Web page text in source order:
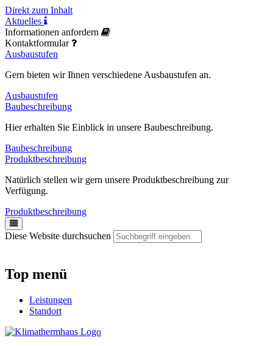
Direkt zum Inhalt
Aktuelles
Informationen anfordern
Kontaktformular
Ausbaustufen
Gern bieten wir Ihnen verschiedene Ausbaustufen an.
Ausbaustufen
Baubeschreibung
Hier erhalten Sie Einblick in unsere Baubeschreibung.
Baubeschreibung
Produktbeschreibung
Natürlich stellen wir gern unsere Produktbeschreibung zur
Verfügung.
Produktbeschreibung
Diese Website durchsuchen
Top menü
Leistungen
Standort